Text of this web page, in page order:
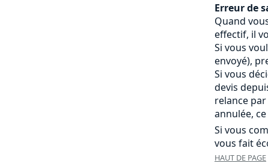
Erreur de
Quand
effectif, il
Si vous
envoyé),
Si vous
devis
relance
annulée,
Si vous
vous fait
HAUT DE PAGE